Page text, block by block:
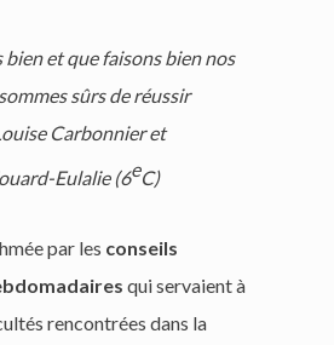
bien et que faisons bien nos
sûrs de réussir
Carbonnier et
Eulalie (6eC)
par les conseils
qui servaient à
rencontrées dans la